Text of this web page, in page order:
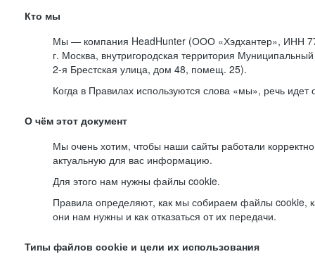
Кто мы
Мы — компания HeadHunter (ООО «Хэдхантер», ИНН
г. Москва, внутригородская территория Муниципальный
2-я Брестская улица, дом 48, помещ. 25).
Когда в Правилах используются слова «мы», речь
О чём этот документ
Мы очень хотим, чтобы наши сайты работали
актуальную для вас информацию.
Для этого нам нужны файлы cookie.
Правила определяют, как мы собираем файлы cookie,
они нам нужны и как отказаться от их передачи.
Типы файлов cookie и цели их использования